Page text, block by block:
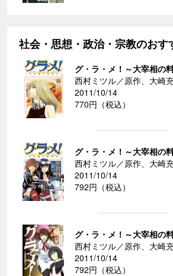
社会・思想・政治・宗教のおす
グ・ラ・メ！～大宰相
西村ミツル／原作、大崎
2011/10/14
770円（税込）
グ・ラ・メ！～大宰相
西村ミツル／原作、大崎
2011/10/14
792円（税込）
グ・ラ・メ！～大宰相
西村ミツル／原作、大崎
2011/10/14
792円（税込）